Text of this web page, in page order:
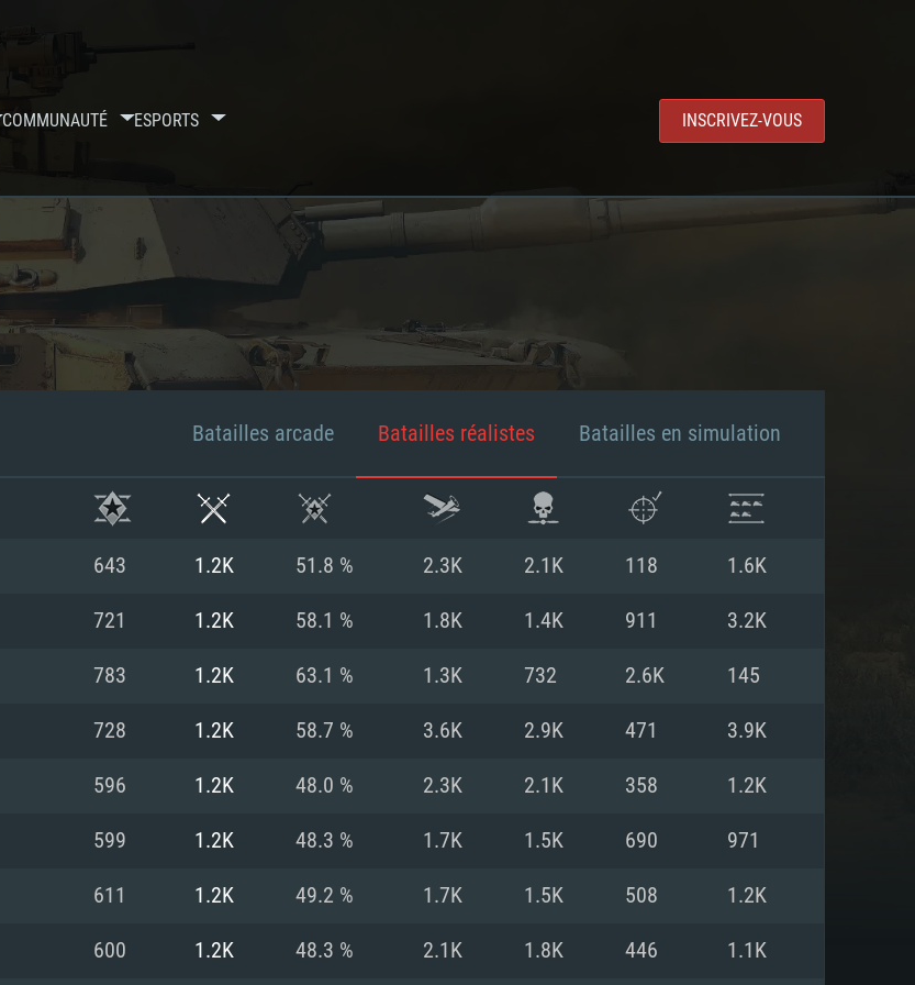
COMMUNAUTÉ ESPORTS INSCRIVEZ-VOUS
SYSTÈME REQUISE
Batailles arcade Batailles réalistes Batailles en simulation
643 1.2K 51.8 % 2.3K 2.1K 118 1.6K
721 1.2K 58.1 % 1.8K 1.4K 911 3.2K
783 1.2K 63.1 % 1.3K 732 2.6K 145
728 1.2K 58.7 % 3.6K 2.9K 471 3.9K
596 1.2K 48.0 % 2.3K 2.1K 358 1.2K
599 1.2K 48.3 % 1.7K 1.5K 690 971
611 1.2K 49.2 % 1.7K 1.5K 508 1.2K
600 1.2K 48.3 % 2.1K 1.8K 446 1.1K